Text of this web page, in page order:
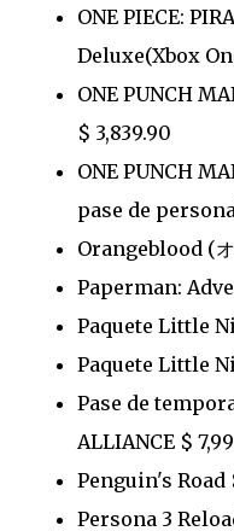
ONE PIECE:
Deluxe(Xbox
ONE PUNCH
$ 3,839.90
ONE PUNCH
pase de
Orangeblood (
Paperman:
Paquete Little
Paquete Little
Pase de
ALLIANCE $
Penguin's Road
Persona 3